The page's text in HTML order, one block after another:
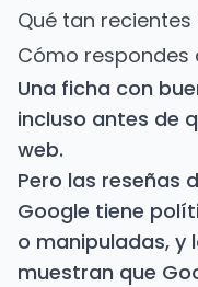
Qué tan
Cómo respondes
Una ficha con
incluso antes de
web.
Pero las reseñas
Google tiene
o manipuladas, y
muestran que